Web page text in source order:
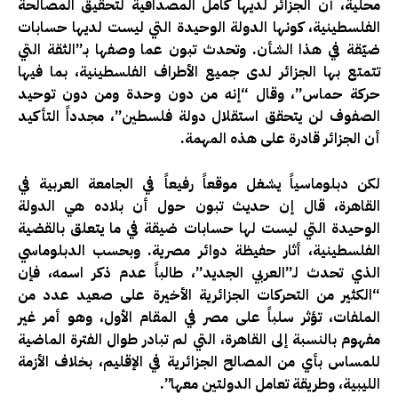
محلية، أن الجزائر لديها كامل المصداقية لتحقيق المصالحة
الفلسطينية، كونها الدولة الوحيدة التي ليست لديها حسابات
ضيّقة في هذا الشأن. وتحدث تبون عما وصفها بـ”الثقة التي
تتمتع بها الجزائر لدى جميع الأطراف الفلسطينية، بما فيها
حركة حماس”، وقال “إنه من دون وحدة ومن دون توحيد
الصفوف لن يتحقق استقلال دولة فلسطين”، مجدداً التأكيد
أن الجزائر قادرة على هذه المهمة.
لكن دبلوماسياً يشغل موقعاً رفيعاً في الجامعة العربية في
القاهرة، قال إن حديث تبون حول أن بلاده هي الدولة
الوحيدة التي ليست لها حسابات ضيقة في ما يتعلق بالقضية
الفلسطينية، أثار حفيظة دوائر مصرية. وبحسب الدبلوماسي
الذي تحدث لـ”العربي الجديد”، طالباً عدم ذكر اسمه، فإن
“الكثير من التحركات الجزائرية الأخيرة على صعيد عدد من
الملفات، تؤثر سلباً على مصر في المقام الأول، وهو أمر غير
مفهوم بالنسبة إلى القاهرة، التي لم تبادر طوال الفترة الماضية
للمساس بأي من المصالح الجزائرية في الإقليم، بخلاف الأزمة
الليبية، وطريقة تعامل الدولتين معها”.